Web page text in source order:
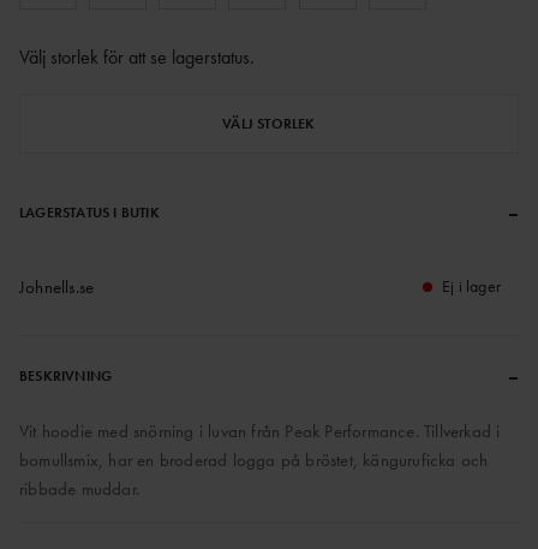
Välj storlek för att se lagerstatus.
VÄLJ STORLEK
LAGERSTATUS I BUTIK –
Johnells.se Ej i lager
BESKRIVNING –
Vit hoodie med snörning i luvan från Peak Performance. Tillverkad i
bomullsmix, har en broderad logga på bröstet, känguruficka och
ribbade muddar.